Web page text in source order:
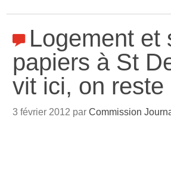
Logement et
papiers à St
vit ici, on reste
3 février 2012 parCommission